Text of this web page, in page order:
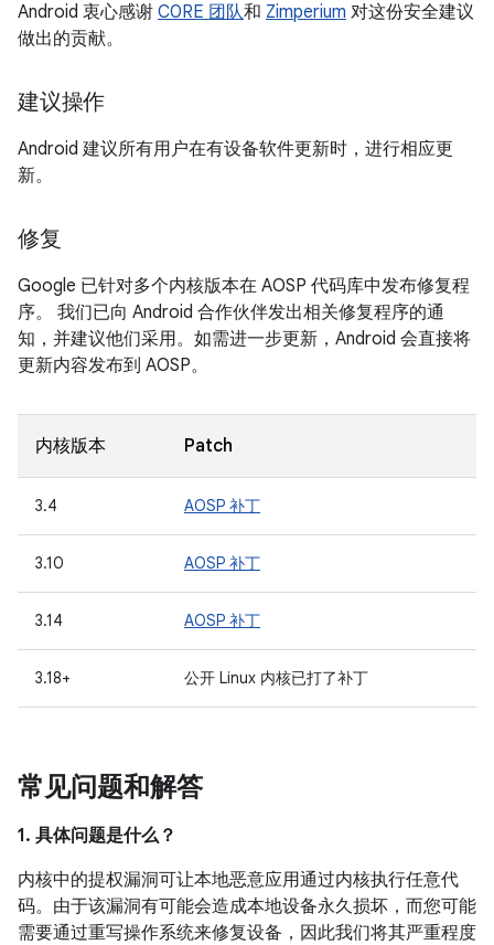
Android 衷心感谢 C0RE 团队和 Zimperium 对这份安全建议
做出的贡献。
建议操作
Android 建议所有用户在有设备软件更新时，进行相应更
新。
修复
Google 已针对多个内核版本在 AOSP 代码库中发布修复程
序。 我们已向 Android 合作伙伴发出相关修复程序的通
知，并建议他们采用。如需进一步更新，Android 会直接将
更新内容发布到 AOSP。
内核版本 Patch
3.4 AOSP 补丁
3.10 AOSP 补丁
3.14 AOSP 补丁
3.18+ 公开 Linux 内核已打了补丁
常见问题和解答
1. 具体问题是什么？
内核中的提权漏洞可让本地恶意应用通过内核执行任意代
码。由于该漏洞有可能会造成本地设备永久损坏，而您可能
需要通过重写操作系统来修复设备，因此我们将其严重程度